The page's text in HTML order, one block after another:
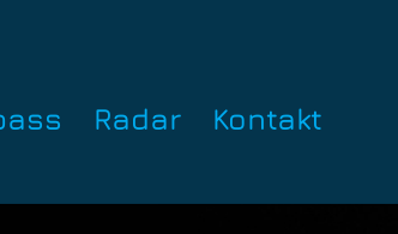
Radar Kontakt